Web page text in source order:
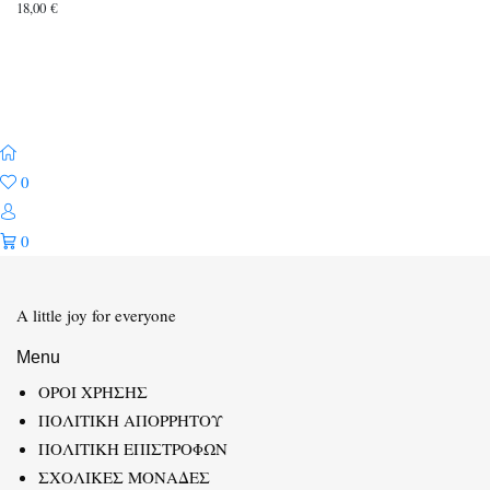
18,00 €
0
0
A little joy for everyone
Menu
ΟΡΟΙ ΧΡΗΣΗΣ
ΠΟΛΙΤΙΚΗ ΑΠΟΡΡΗΤΟΥ
ΠΟΛΙΤΙΚΗ ΕΠΙΣΤΡΟΦΩΝ
ΣΧΟΛΙΚΕΣ ΜΟΝΑΔΕΣ